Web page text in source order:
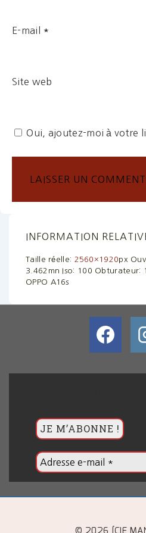
E-mail *
Site web
Oui, ajoutez-moi à votre
INFORMATION
Taille réelle: 2560×1920px
3.462mn Iso: 100 Obturateur:
OPPO A16s